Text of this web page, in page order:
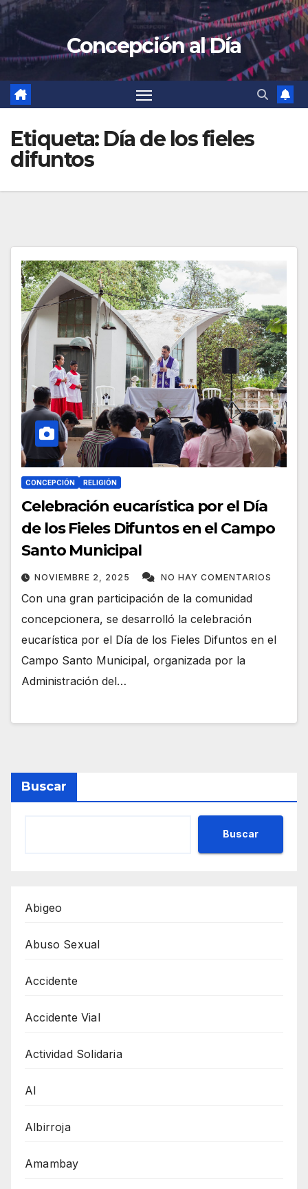
Concepción al Día
Etiqueta: Día de los fieles
difuntos
CONCEPCIÓN RELIGIÓN
Celebración eucarística por el Día
de los Fieles Difuntos en el Campo
Santo Municipal
NOVIEMBRE 2, 2025 NO HAY COMENTARIOS
Con una gran participación de la comunidad
concepcionera, se desarrolló la celebración
eucarística por el Día de los Fieles Difuntos en el
Campo Santo Municipal, organizada por la
Administración del…
Buscar
Buscar
Abigeo
Abuso Sexual
Accidente
Accidente Vial
Actividad Solidaria
AI
Albirroja
Amambay